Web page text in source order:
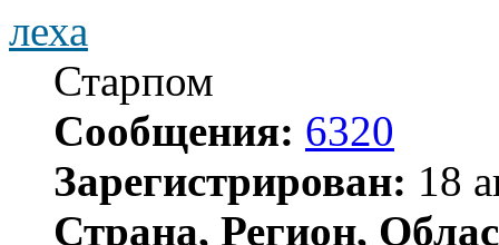
леха
Старпом
Сообщения: 6320
Зарегистрирован: 18
Страна, Регион,